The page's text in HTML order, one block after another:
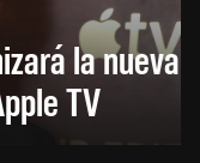
la nueva
TV